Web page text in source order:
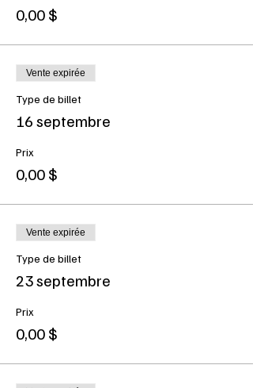
0,00 $
Vente expirée
Type de billet
16 septembre
Prix
0,00 $
Vente expirée
Type de billet
23 septembre
Prix
0,00 $